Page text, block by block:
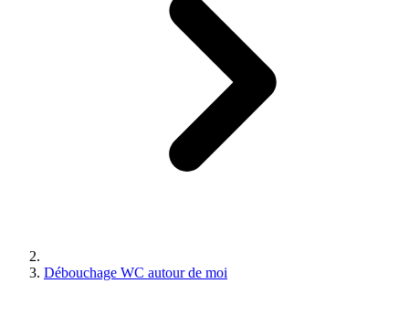
Débouchage WC autour de moi